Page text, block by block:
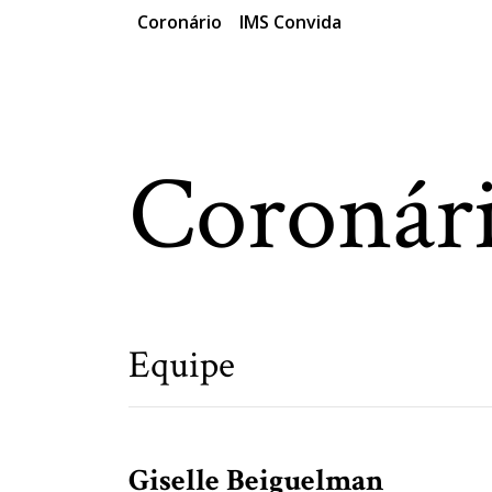
Coronário IMS Convida
Equipe
Giselle Beiguelman